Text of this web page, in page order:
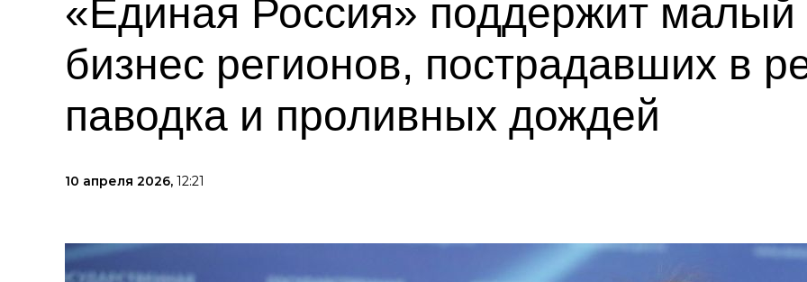
«Единая Россия» поддержит малый
бизнес регионов, пострадавших в
паводка и проливных дождей
10 апреля 2026, 12:21